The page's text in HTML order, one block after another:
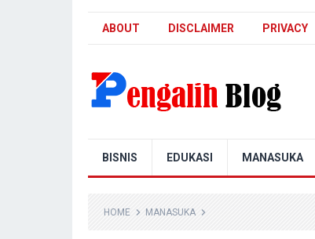
ABOUT DISCLAIMER PRIVACY
BISNIS EDUKASI MANASUKA
HOME MANASUKA